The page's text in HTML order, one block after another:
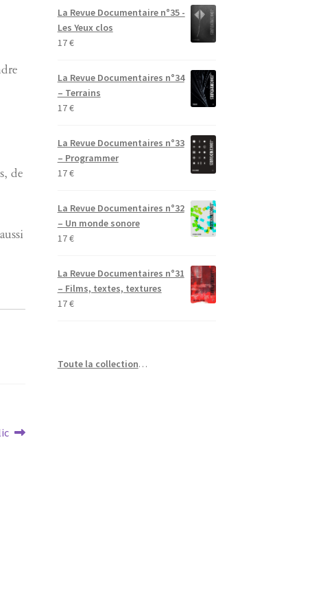
de
La Revue Documentaire n°35 -
Les Yeux clos
17€
La Revue Documentaires n°34
– Terrains
17€
La Revue Documentaires n°33
– Programmer
17€
La Revue Documentaires n°32
– Un monde sonore
17€
La Revue Documentaires n°31
– Films, textes, textures
17€
Toute la collection…